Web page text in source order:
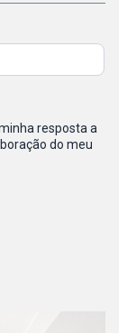
resposta a
do meu